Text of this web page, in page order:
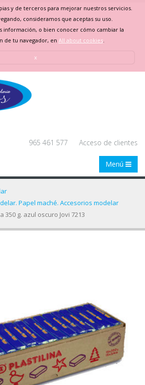
y de terceros para mejorar nuestros servicios.
consideramos que aceptas su uso.
información, o bien conocer cómo cambiar la
de tu navegador, en All about cookies.
x
965 461 577 Acceso de clientes
Menú
Papel maché. Accesorios modelar
350 g. azul oscuro Jovi 7213